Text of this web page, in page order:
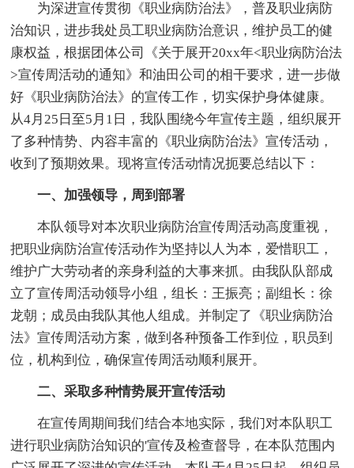
为深进宣传贯彻《职业病防治法》，普及职业病防
治知识，进步我处员工职业病防治意识，维护员工的健
康权益，根据团体公司《关于展开20xx年<职业病防治法
>宣传周活动的通知》和油田公司的相干要求，进一步做
好《职业病防治法》的宣传工作，切实保护身体健康。
从4月25日至5月1日，我队围绕今年宣传主题，组织展开
了多种情势、内容丰富的《职业病防治法》宣传活动，
收到了预期效果。现将宣传活动情况扼要总结以下：
一、加强领导，周到部署
本队领导对本次职业病防治宣传周活动高度重视，
把职业病防治宣传活动作为坚持以人为本，爱惜职工，
维护广大劳动者的亲身利益的大事来抓。由我队队部成
立了宣传周活动领导小组，组长：王振亮；副组长：徐
龙朝；成员由我队其他人组成。并制定了《职业病防治
法》宣传周活动方案，做到各种预备工作到位，职员到
位，机构到位，确保宣传周活动顺利展开。
二、采取多种情势展开宣传活动
在宣传周期间我们结合本地实际，我们对本队职工
进行职业病防治知识的'宣传及检查督导，在本队范围内